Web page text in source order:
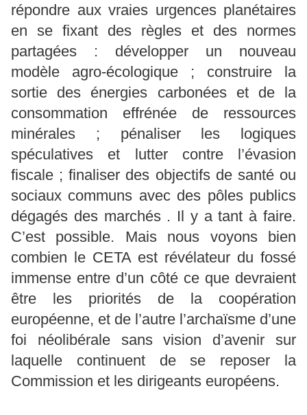
répondre aux vraies urgences planétaires
en se fixant des règles et des normes
partagées : développer un nouveau
modèle agro-écologique ; construire la
sortie des énergies carbonées et de la
consommation effrénée de ressources
minérales ; pénaliser les logiques
spéculatives et lutter contre l’évasion
fiscale ; finaliser des objectifs de santé ou
sociaux communs avec des pôles publics
dégagés des marchés . Il y a tant à faire.
C’est possible. Mais nous voyons bien
combien le CETA est révélateur du fossé
immense entre d’un côté ce que devraient
être les priorités de la coopération
européenne, et de l’autre l’archaïsme d’une
foi néolibérale sans vision d’avenir sur
laquelle continuent de se reposer la
Commission et les dirigeants européens.